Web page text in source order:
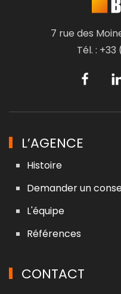
7 rue des
Tél. : +33
L’AGENCE
Histoire
Demander un
L'équipe
Références
CONTACT